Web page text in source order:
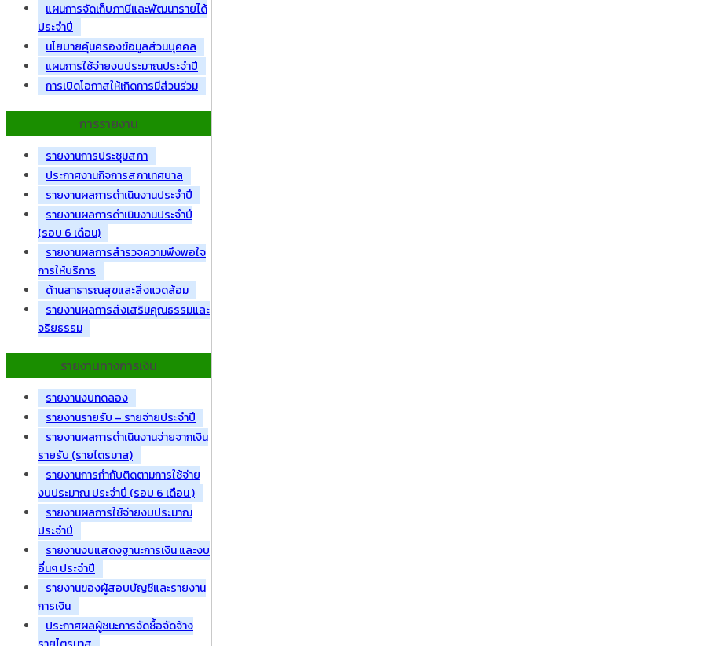
แผนการจัดเก็บภาษีและพัฒนารายได้
ประจำปี
นโยบายคุ้มครองข้อมูลส่วนบุคคล
แผนการใช้จ่ายงบประมาณประจำปี
การเปิดโอกาสให้เกิดการมีส่วนร่วม
การรายงาน
รายงานการประชุมสภา
ประกาศงานกิจการสภาเทศบาล
รายงานผลการดำเนินงานประจำปี
รายงานผลการดำเนินงานประจำปี
(รอบ 6 เดือน)
รายงานผลการสำรวจความพึงพอใจ
การให้บริการ
ด้านสาธารณสุขและสิ่งแวดล้อม
รายงานผลการส่งเสริมคุณธรรมและ
จริยธรรม
รายงานทางการเงิน
รายงานงบทดลอง
รายงานรายรับ – รายจ่ายประจำปี
รายงานผลการดำเนินงานจ่ายจากเงิน
รายรับ (รายไตรมาส)
รายงานการกำกับติดตามการใช้จ่าย
งบประมาณ ประจำปี (รอบ 6 เดือน )
รายงานผลการใช้จ่ายงบประมาณ
ประจำปี
รายงานงบแสดงฐานะการเงิน และงบ
อื่นๆ ประจำปี
รายงานของผู้สอบบัญชีและรายงาน
การเงิน
ประกาศผลผู้ชนะการจัดซื้อจัดจ้าง